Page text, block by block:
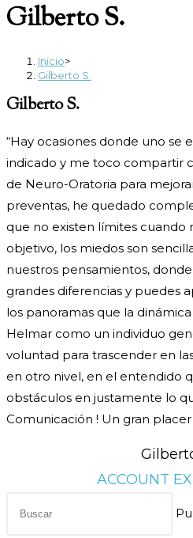
Gilberto S.
Inicio>
Gilberto S.
Gilberto S.
“Hay ocasiones donde uno se
indicado y me toco compartir
de Neuro-Oratoria para
preventas, he quedado
que no existen límites cuando
objetivo, los miedos son
nuestros pensamientos,
grandes diferencias y puedes
los panoramas que la
Helmar como un individuo
voluntad para trascender en
en otro nivel, en el entendido
obstáculos en justamente lo
Comunicación ! Un gran
ACCOUNT